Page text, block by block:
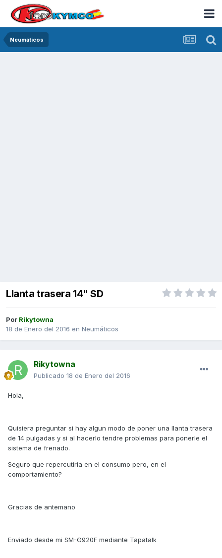
Neumáticos
Llanta trasera 14" SD
Por Rikytowna
18 de Enero del 2016 en Neumáticos
Rikytowna
Publicado 18 de Enero del 2016
Hola,
Quisiera preguntar si hay algun modo de poner una llanta trasera
de 14 pulgadas y si al hacerlo tendre problemas para ponerle el
sistema de frenado.
Seguro que repercutiria en el consumo pero, en el
comportamiento?
Gracias de antemano
Enviado desde mi SM-G920F mediante Tapatalk